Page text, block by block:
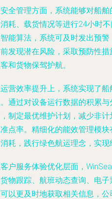
全管理方面，系统能够对船
耗、载货情况等进行24小时
能算法，系统可及时发出预
发现潜在风险，采取预防性
和货物保驾护航。
营效率提升上，系统实现了
通过对设备运行数据的积累
制定最优维护计划，减少非
点率。精细化的能效管理模
耗，践行绿色航运理念，实现
户服务体验优化层面，
物跟踪、航班动态查询、电
以更及时地获取相关信息，